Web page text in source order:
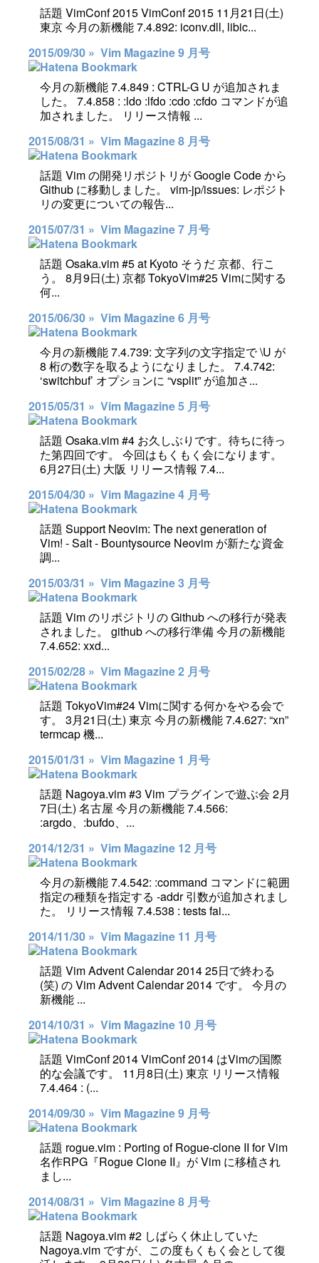
話題 VimConf 2015 VimConf 2015 11月21日(土)
東京 今月の新機能 7.4.892: iconv.dll, libic...
2015/09/30 » Vim Magazine 9 月号
今月の新機能 7.4.849 : CTRL-G U が追加されま
した。 7.4.858 : :ldo :lfdo :cdo :cfdo コマンドが追
加されました。 リリース情報 ...
2015/08/31 » Vim Magazine 8 月号
話題 Vim の開発リポジトリが Google Code から
Github に移動しました。 vim-jp/issues: レポジト
リの変更についての報告...
2015/07/31 » Vim Magazine 7 月号
話題 Osaka.vim #5 at Kyoto そうだ 京都、行こ
う。 8月9日(土) 京都 TokyoVim#25 Vimに関する
何...
2015/06/30 » Vim Magazine 6 月号
今月の新機能 7.4.739: 文字列の文字指定で \U が
8 桁の数字を取るようになりました。 7.4.742:
‘switchbuf’ オプションに “vsplit” が追加さ...
2015/05/31 » Vim Magazine 5 月号
話題 Osaka.vim #4 お久しぶりです。待ちに待っ
た第四回です。 今回はもくもく会になります。
6月27日(土) 大阪 リリース情報 7.4...
2015/04/30 » Vim Magazine 4 月号
話題 Support Neovim: The next generation of
Vim! - Salt - Bountysource Neovim が新たな資金
調...
2015/03/31 » Vim Magazine 3 月号
話題 Vim のリポジトリの Github への移行が発表
されました。 github への移行準備 今月の新機能
7.4.652: xxd...
2015/02/28 » Vim Magazine 2 月号
話題 TokyoVim#24 Vimに関する何かをやる会で
す。 3月21日(土) 東京 今月の新機能 7.4.627: “xn”
termcap 機...
2015/01/31 » Vim Magazine 1 月号
話題 Nagoya.vim #3 Vim プラグインで遊ぶ会 2月
7日(土) 名古屋 今月の新機能 7.4.566:
:argdo、:bufdo、...
2014/12/31 » Vim Magazine 12 月号
今月の新機能 7.4.542: :command コマンドに範囲
指定の種類を指定する -addr 引数が追加されまし
た。 リリース情報 7.4.538 : tests fai...
2014/11/30 » Vim Magazine 11 月号
話題 Vim Advent Calendar 2014 25日で終わる
(笑) の Vim Advent Calendar 2014 です。 今月の
新機能 ...
2014/10/31 » Vim Magazine 10 月号
話題 VimConf 2014 VimConf 2014 はVimの国際
的な会議です。 11月8日(土) 東京 リリース情報
7.4.464 : (...
2014/09/30 » Vim Magazine 9 月号
話題 rogue.vim : Porting of Rogue-clone II for Vim
名作RPG『Rogue Clone II』が Vim に移植され
まし...
2014/08/31 » Vim Magazine 8 月号
話題 Nagoya.vim #2 しばらく休止していた
Nagoya.vim ですが、この度もくもく会として復